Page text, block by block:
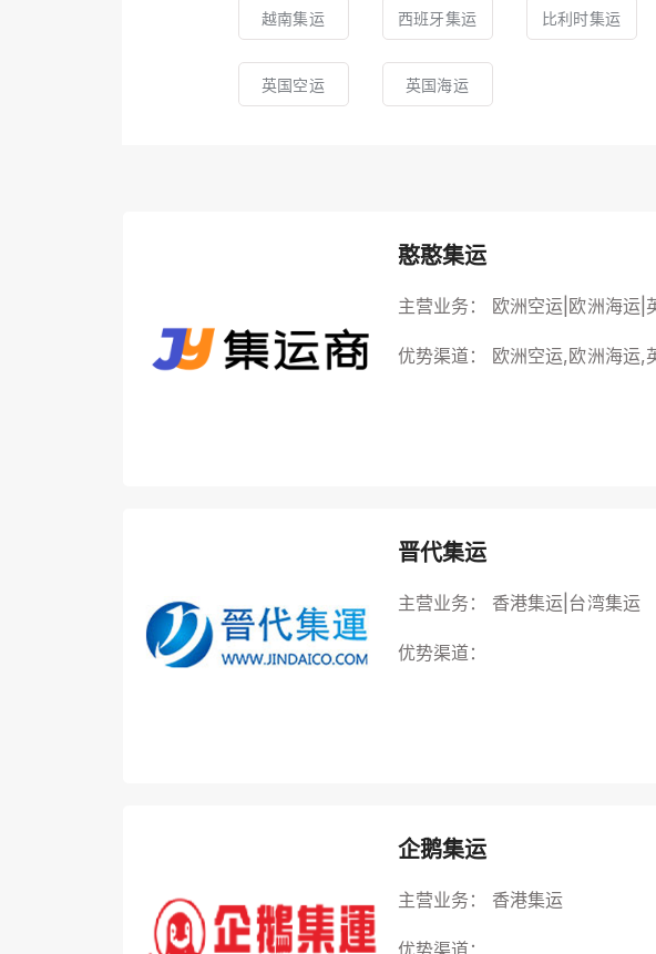
越南集运 西班牙集运 比利时集运
英国空运 英国海运
憨憨集运
主营业务： 欧洲空运|欧洲海运|
优势渠道： 欧洲空运,欧洲海运,
晋代集运
主营业务： 香港集运|台湾集运
优势渠道：
企鹅集运
主营业务： 香港集运
优势渠道：